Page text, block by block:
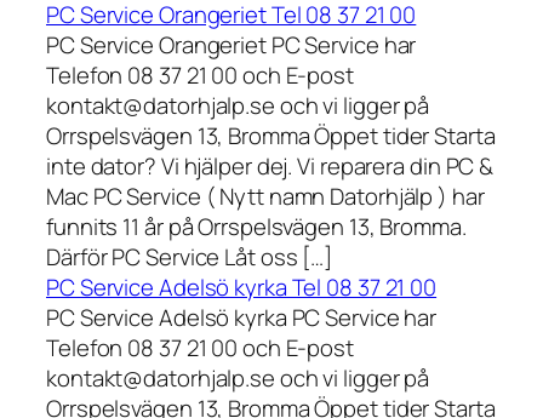
PC Service Orangeriet Tel 08 37 21 00
PC Service Orangeriet PC Service har
Telefon 08 37 21 00 och E-post
kontakt@datorhjalp.se och vi ligger på
Orrspelsvägen 13, Bromma Öppet tider Starta
inte dator? Vi hjälper dej. Vi reparera din PC &
Mac PC Service ( Nytt namn Datorhjälp ) har
funnits 11 år på Orrspelsvägen 13, Bromma.
Därför PC Service Låt oss […]
PC Service Adelsö kyrka Tel 08 37 21 00
PC Service Adelsö kyrka PC Service har
Telefon 08 37 21 00 och E-post
kontakt@datorhjalp.se och vi ligger på
Orrspelsvägen 13, Bromma Öppet tider Starta